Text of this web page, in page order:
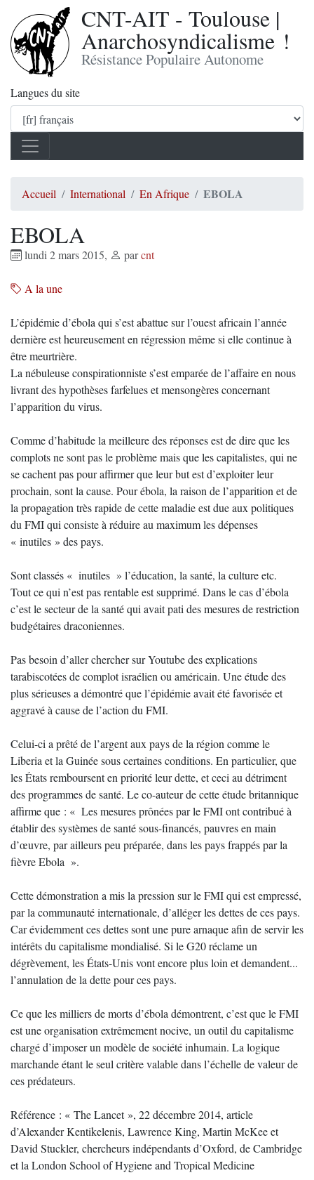
CNT-AIT - Toulouse |
Anarchosyndicalisme !
Résistance Populaire Autonome
Langues du site
Accueil International En Afrique EBOLA
EBOLA
lundi 2 mars 2015, parcnt
A la une
L’épidémie d’ébola qui s’est abattue sur l’ouest africain l’année
dernière est heureusement en régression même si elle continue à
être meurtrière.
La nébuleuse conspirationniste s’est emparée de l’affaire en nous
livrant des hypothèses farfelues et mensongères concernant
l’apparition du virus.
Comme d’habitude la meilleure des réponses est de dire que les
complots ne sont pas le problème mais que les capitalistes, qui ne
se cachent pas pour affirmer que leur but est d’exploiter leur
prochain, sont la cause. Pour ébola, la raison de l’apparition et de
la propagation très rapide de cette maladie est due aux politiques
du FMI qui consiste à réduire au maximum les dépenses
« inutiles » des pays.
Sont classés « inutiles » l’éducation, la santé, la culture etc.
Tout ce qui n’est pas rentable est supprimé. Dans le cas d’ébola
c’est le secteur de la santé qui avait pati des mesures de restriction
budgétaires draconiennes.
Pas besoin d’aller chercher sur Youtube des explications
tarabiscotées de complot israélien ou américain. Une étude des
plus sérieuses a démontré que l’épidémie avait été favorisée et
aggravé à cause de l’action du FMI.
Celui-ci a prêté de l’argent aux pays de la région comme le
Liberia et la Guinée sous certaines conditions. En particulier, que
les États remboursent en priorité leur dette, et ceci au détriment
des programmes de santé. Le co-auteur de cette étude britannique
affirme que : « Les mesures prônées par le FMI ont contribué à
établir des systèmes de santé sous-financés, pauvres en main
d’œuvre, par ailleurs peu préparée, dans les pays frappés par la
fièvre Ebola ».
Cette démonstration a mis la pression sur le FMI qui est empressé,
par la communauté internationale, d’alléger les dettes de ces pays.
Car évidemment ces dettes sont une pure arnaque afin de servir les
intérêts du capitalisme mondialisé. Si le G20 réclame un
dégrèvement, les États-Unis vont encore plus loin et demandent...
l’annulation de la dette pour ces pays.
Ce que les milliers de morts d’ébola démontrent, c’est que le FMI
est une organisation extrêmement nocive, un outil du capitalisme
chargé d’imposer un modèle de société inhumain. La logique
marchande étant le seul critère valable dans l’échelle de valeur de
ces prédateurs.
Référence : « The Lancet », 22 décembre 2014, article
d’Alexander Kentikelenis, Lawrence King, Martin McKee et
David Stuckler, chercheurs indépendants d’Oxford, de Cambridge
et la London School of Hygiene and Tropical Medicine